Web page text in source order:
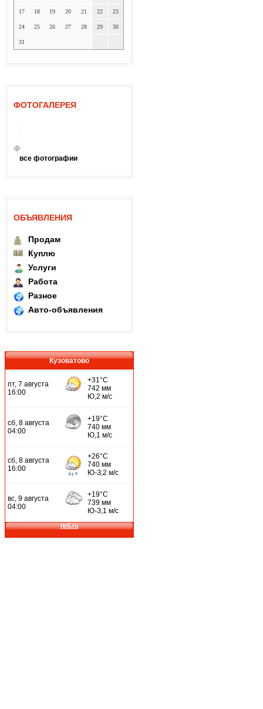
17 18 19 20 21 22 23
24 25 26 27 28 29 30
31
ФОТОГАЛЕРЕЯ
все фотографии
ОБЪЯВЛЕНИЯ
Продам
Куплю
Услуги
Работа
Разное
Авто-объявления
Кузоватово